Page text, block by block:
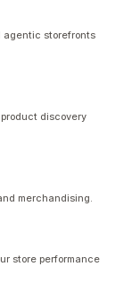
agentic storefronts
discovery
merchandising.
store performance